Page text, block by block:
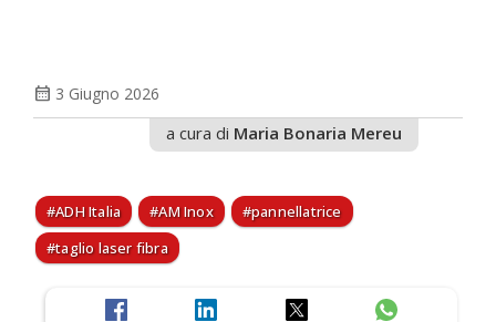
calendar_month 3 Giugno 2026
a cura di Maria Bonaria Mereu
ADH Italia AM Inox
pannellatrice
taglio laser fibra